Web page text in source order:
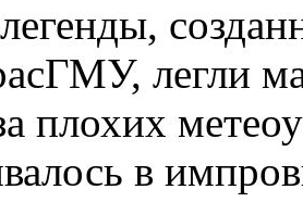
легли
плохих
в